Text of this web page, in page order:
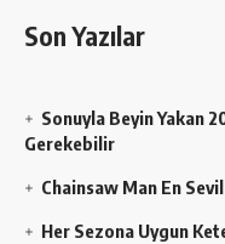
Son Yazılar
Sonuyla Beyin Yakan
Gerekebilir
Chainsaw Man En
Her Sezona Uygun